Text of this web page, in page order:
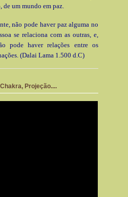
de um mundo em paz.
não pode haver paz alguma no
se relaciona com as outras, e,
pode haver relações entre os
(Dalai Lama 1.500 d.C)
Projeção....